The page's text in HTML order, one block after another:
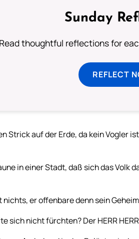
Sunday
Read thoughtful reflections for
REFLECT
Strick auf der Erde, da kein Vogler
in einer Stadt, daß sich das Volk
nichts, er offenbare denn sein
sich nicht fürchten? Der HERR